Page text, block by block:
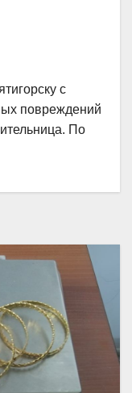
жителю
с
повреждений
По